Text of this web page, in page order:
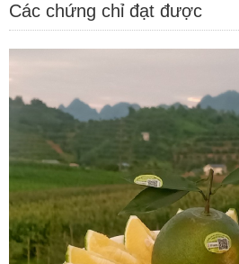
Các chứng chỉ đạt được